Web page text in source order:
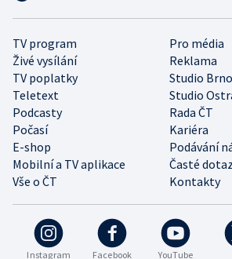
Instagram Facebook YouTube
TV program
Pro média
Živé vysílání
Reklama
TV poplatky
Studio Brno
Teletext
Studio
Podcasty
Rada ČT
Počasí
Kariéra
E-shop
Podávání
Mobilní a TV aplikace
Časté
Vše o ČT
Kontakty